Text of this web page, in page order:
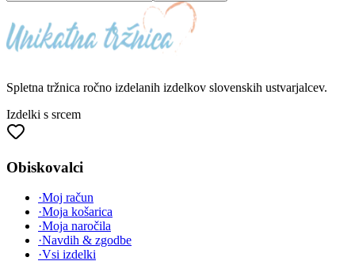
Spletna tržnica ročno izdelanih izdelkov slovenskih ustvarjalcev.
Izdelki s srcem
Obiskovalci
·Moj račun
·Moja košarica
·Moja naročila
·Navdih & zgodbe
·Vsi izdelki